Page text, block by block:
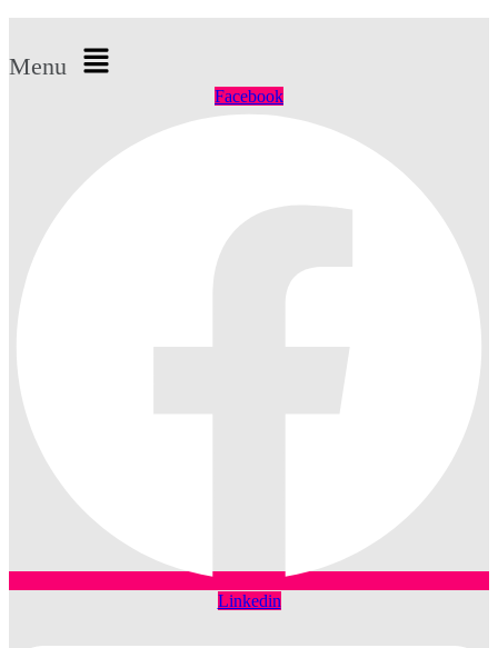
Menu
Facebook
Linkedin